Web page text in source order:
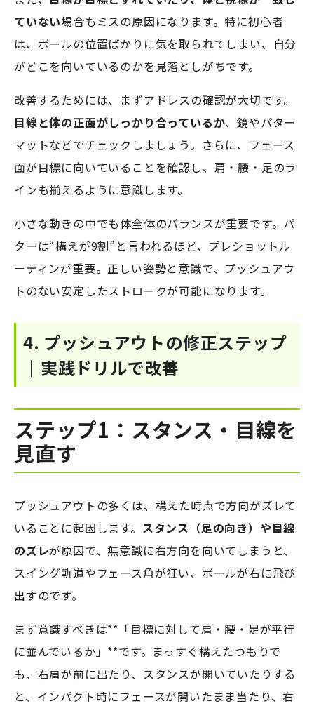
ていない場合もミスの原因になります。特に初心者
は、ボールの位置ばかりに気を取られてしまい、自分
がどこを向いているのかを見落としがちです。
改善するためには、まずアドレスの確認が大切です。
目線と体の正面がしっかり合っているか、鏡やパター
マットなどでチェックしましょう。さらに、フェース
面が目標に向いていることを確認し、肩・腰・足のラ
インも揃えるように意識します。
小さな動きの中でも体全体のバランスが重要です。パ
ターは“構えが9割”と言われるほど、プレショットル
ーティンが重要。正しい姿勢と意識で、プッシュアウ
トのない安定したストロークが可能になります。
4. プッシュアウトの修正ステップ
｜実践ドリルで改善
ステップ1：スタンス・目線を
見直す
プッシュアウトの多くは、構えた時点で方向がズレて
いることに起因します。 スタンス（足の向き）や目線
のズレが原因で、無意識に右方向を向いてしまうと、
スイング軌道やフェース角が狂い、ボールが右に飛び
出すのです。
まず意識すべきは**「目標に対して肩・腰・足が平行
に並んでいるか」**です。まっすぐ構えたつもりで
も、右肩が前に出たり、スタンスが開いていたりする
と、インパクト時にフェースが開いたまま当たり、右